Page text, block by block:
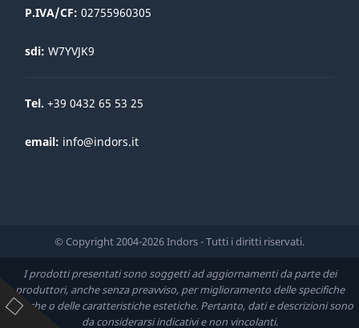
P.IVA/CF: 02755960305
sdi: W7YVJK9
Tel. +39 0432 65 53 25
email: info@indors.it
© Copyright 2004-2026 Indors - Tutti i diritti riservati.
I prodotti presentati sono soggetti ad aggiornamenti da parte dei
produttori, anche senza preavviso, per miglioramento delle specifiche
tecniche o delle caratteristiche estetiche. Pertanto, dati e descrizioni sono
da considerarsi indicativi e non vincolanti.